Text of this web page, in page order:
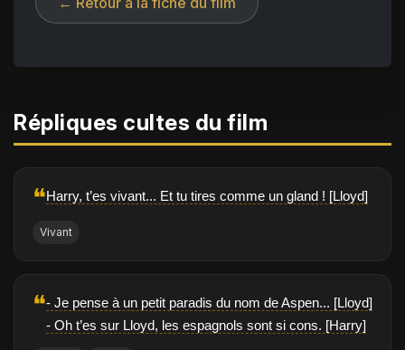
Répliques cultes du film
❝Harry, t’es vivant... Et tu tires comme un gland ! [Lloyd]
Vivant
❝- Je pense à un petit paradis du nom de Aspen... [Lloyd]
- Oh t’es sur Lloyd, les espagnols sont si cons. [Harry]